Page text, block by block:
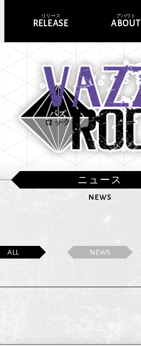
リリース
RELEASE
アバウト
ABOUT
ニュース
NEWS
ALL NEWS